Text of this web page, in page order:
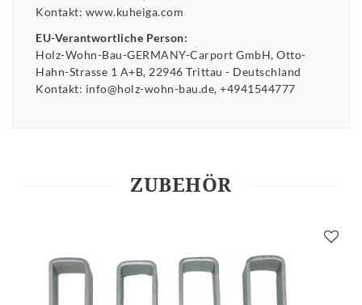
Kontakt: www.kuheiga.com
EU-Verantwortliche Person:
Holz-Wohn-Bau-GERMANY-Carport GmbH Otto-
Hahn-Strasse 1 A+B 22946 Trittau
Deutschland
Kontakt: info@holz-wohn-bau.de +4941544777
ZUBEHÖR